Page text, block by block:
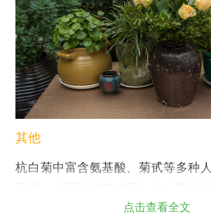
其他
杭白菊中富含氨基酸、菊甙等多种
生津润喉以及清心等多种作用。
点击查看全文